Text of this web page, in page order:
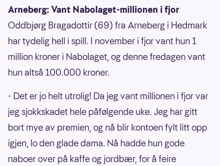
Arneberg: Vant Nabolaget-millionen i fjor
Oddbjørg Bragadottir (69) fra Arneberg i Hedmark
har tydelig hell i spill. I november i fjor vant hun 1
million kroner i Nabolaget, og denne fredagen vant
hun altså 100.000 kroner.
- Det er jo helt utrolig! Da jeg vant millionen i fjor var
jeg sjokkskadet hele påfølgende uke. Jeg har gitt
bort mye av premien, og nå blir kontoen fylt litt opp
igjen, lo den glade dama. Nå hadde hun gode
naboer over på kaffe og jordbær, for å feire